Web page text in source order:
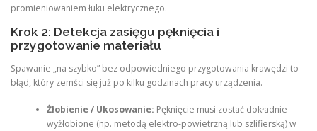
promieniowaniem łuku elektrycznego.
Krok 2: Detekcja zasięgu pęknięcia i
przygotowanie materiału
Spawanie „na szybko” bez odpowiedniego przygotowania krawędzi to
błąd, który zemści się już po kilku godzinach pracy urządzenia.
Żłobienie / Ukosowanie: Pęknięcie musi zostać dokładnie
wyżłobione (np. metodą elektro-powietrzną lub szlifierską) w